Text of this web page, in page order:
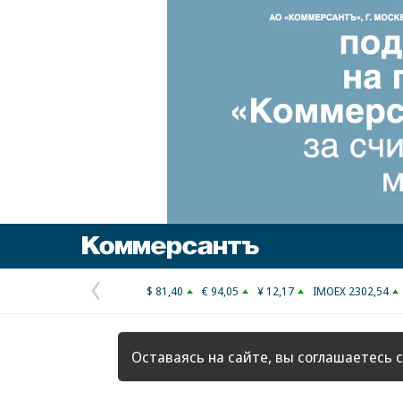
Предыдущая
страница
$ 81,40 € 94,05 ¥ 12,17 IMOEX 2302,54
Оставаясь на сайте, вы соглашаетесь с